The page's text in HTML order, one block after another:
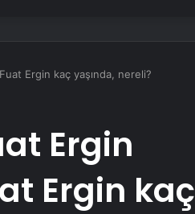
Ergin kaç yaşında, nereli?
Ergin
Ergin kaç